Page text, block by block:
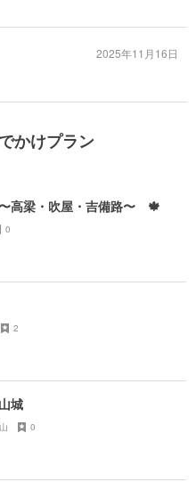
2025年11月16日
かけプラン
高梁・吹屋・吉備路〜 🍁
0
2
城
0